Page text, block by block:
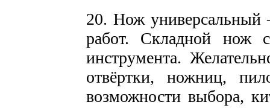
20. Нож универсальный
работ. Складной нож
инструмента.
отвёртки, ножниц,
возможности выбора,